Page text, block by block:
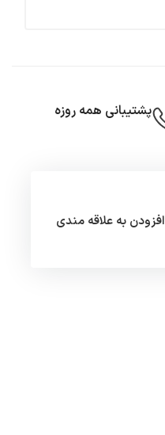
پشتیبانی همه روزه
افزودن به علاقه مندی